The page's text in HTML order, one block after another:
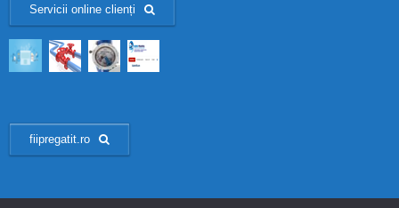
Servicii online clienți
fiipregatit.ro